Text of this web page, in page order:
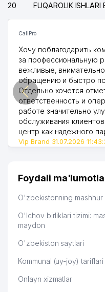
20
CallPro
Хочу поблагодарить
за профессиональную
вежливые,
обращению и быстро
Отдельно хочется
ответственность и
работе значительно
обслуживания
центр как надежного
Vip Brand 31.07.2026
Foydali
O'zbekistonning mashhur
O'lchov birliklari tizimi:
maydon
O'zbekiston saytlari
Kommunal (uy-joy)
Onlayn xizmatlar